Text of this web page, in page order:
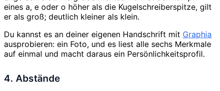
eines a, e oder o höher als die Kugelschreiberspitze, gilt
er als groß; deutlich kleiner als klein.
Du kannst es an deiner eigenen Handschrift mit Graphia
ausprobieren: ein Foto, und es liest alle sechs Merkmale
auf einmal und macht daraus ein Persönlichkeitsprofil.
4. Abstände